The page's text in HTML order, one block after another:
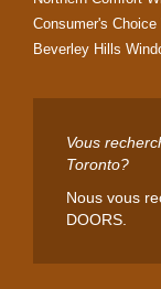
Consumer's
Beverley Hills
Vous
Toronto?
Nous vous
DOORS